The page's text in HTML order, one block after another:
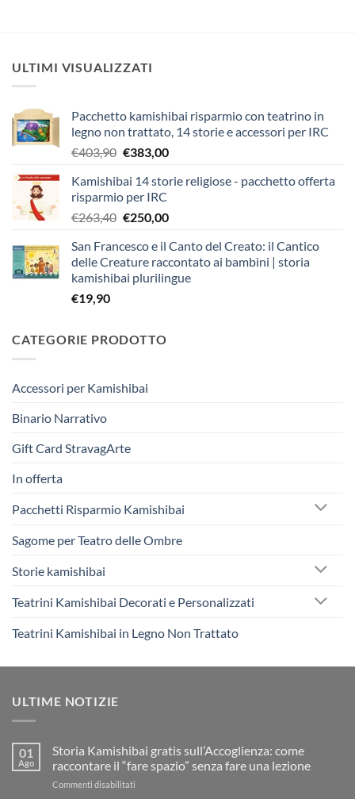
ULTIMI VISUALIZZATI
Pacchetto kamishibai risparmio con teatrino in
legno non trattato, 14 storie e accessori per IRC
€403,90 Il
originale
era:
€403,90.
€383,00Il
attuale
€383,00.
Kamishibai 14 storie religiose - pacchetto offerta
risparmio per IRC
€263,40 Il
originale
era:
€263,40.
€250,00Il
attuale
è:
€250,00.
San Francesco e il Canto del Creato: il Cantico
delle Creature raccontato ai bambini | storia
kamishibai plurilingue
€19,90
CATEGORIE PRODOTTO
Accessori per Kamishibai
Binario Narrativo
Gift Card StravagArte
In offerta
Pacchetti Risparmio Kamishibai
Sagome per Teatro delle Ombre
Storie kamishibai
Teatrini Kamishibai Decorati e Personalizzati
Teatrini Kamishibai in Legno Non Trattato
ULTIME NOTIZIE
01
Ago
Storia Kamishibai gratis sull’Accoglienza: come
raccontare il “fare spazio” senza fare una lezione
Commenti disabilitati